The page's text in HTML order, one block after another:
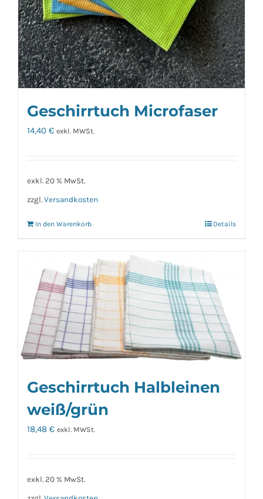
Geschirrtuch Microfaser
14,40 € exkl. MWSt.
exkl. 20 % MwSt.
zzgl. Versandkosten
In den Warenkorb Details
Geschirrtuch Halbleinen
weiß/grün
18,48 € exkl. MWSt.
exkl. 20 % MwSt.